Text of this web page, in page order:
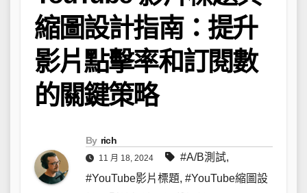
縮圖設計指南：提升
影片點擊率和訂閱數
的關鍵策略
By rich
11 月 18, 2024 #A/B測試,
#YouTube影片標題, #YouTube縮圖設